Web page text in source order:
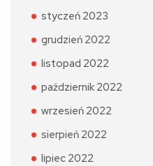
styczeń 2023
grudzień 2022
listopad 2022
październik 2022
wrzesień 2022
sierpień 2022
lipiec 2022